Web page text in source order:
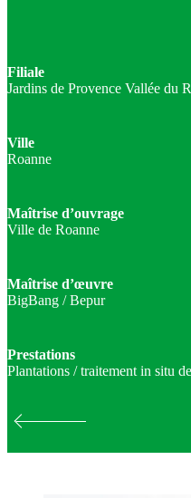
Filiale
Jardins de Provence Vallée du
Ville
Roanne
Maîtrise d’ouvrage
Ville de Roanne
Maîtrise d’œuvre
BigBang / Bepur
Prestations
Plantations / traitement in situ